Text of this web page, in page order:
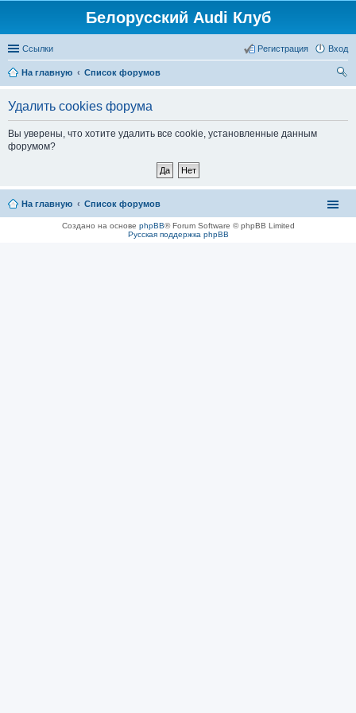
Белорусский Audi Клуб
Ссылки Вход
Регистрация
На главную
Список форумов
Удалить cookies форума
Вы уверены, что хотите удалить все cookie, установленные данным
форумом?
На главную Список форумов
Создано на основе phpBB® Forum Software © phpBB Limited
Русская поддержка phpBB